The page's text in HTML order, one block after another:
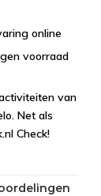
online
voorraad
van
Net als
Check!